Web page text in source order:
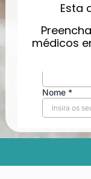
Esta
médicos